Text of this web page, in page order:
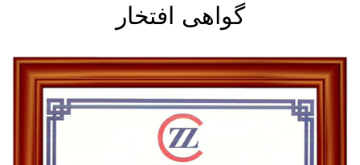
گواهی افتخار